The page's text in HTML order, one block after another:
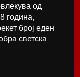
од
година,
број еден
светска